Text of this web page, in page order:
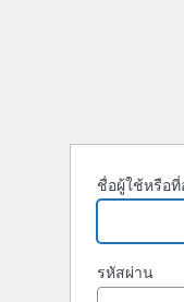
ชื่อผู้ใช้หรือที่
รหัสผ่าน